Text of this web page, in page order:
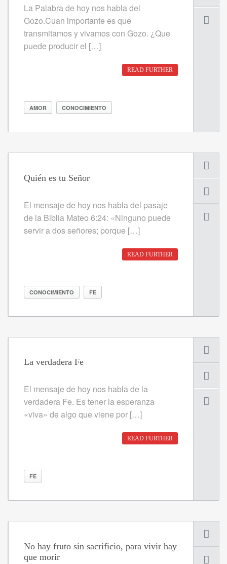
La Palabra de hoy nos habla del
Gozo.Cuan importante es que
transmitamos y vivamos con Gozo. ¿Que
puede producir el […]
READ FURTHER
AMOR CONOCIMIENTO
Quién es tu Señor
El mensaje de hoy nos habla del pasaje
de la Biblia Mateo 6:24: «Ninguno puede
servir a dos señores; porque […]
READ FURTHER
CONOCIMIENTO FE
La verdadera Fe
El mensaje de hoy nos habla de la
verdadera Fe. Es tener la esperanza
«viva» de algo que viene por […]
READ FURTHER
FE
No hay fruto sin sacrificio, para vivir hay
que morir